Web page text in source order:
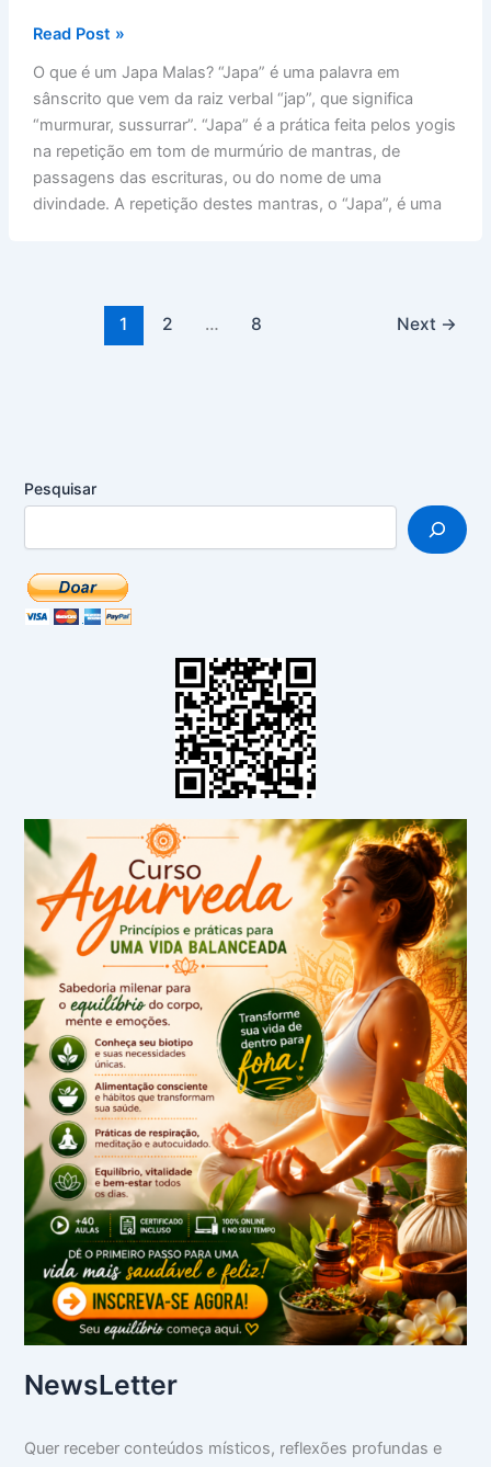
Japa
Como
Read Post »
O que é um Japa Malas? “Japa” é uma palavra em
sânscrito que vem da raiz verbal “jap”, que significa
“murmurar, sussurrar”. “Japa” é a prática feita pelos yogis
na repetição em tom de murmúrio de mantras, de
passagens das escrituras, ou do nome de uma
divindade. A repetição destes mantras, o “Japa”, é uma
1 2 … 8 Next →
Pesquisar
NewsLetter
Quer receber conteúdos místicos, reflexões profundas e